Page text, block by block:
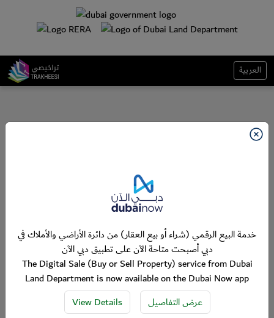
العربية
خدمة البيع الرقمي (شراء أو بيع العقار) من دائرة الأراضي والأملاك في
دبي أصبحت متاحة الآن على تطبيق دبي الآن
The Digital Sale (Buy or Sell Property) service from Dubai
Land Department is now available on the Dubai Now app
View Details
عرض التفاصيل